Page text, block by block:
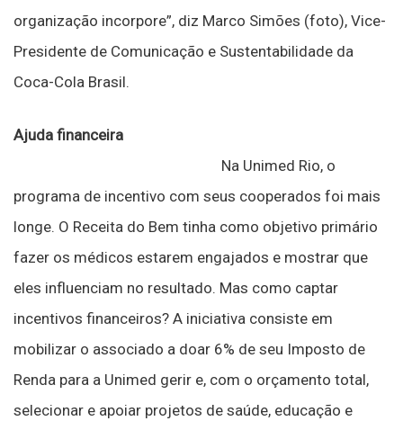
organização incorpore”, diz Marco Simões (foto), Vice-
Presidente de Comunicação e Sustentabilidade da
Coca-Cola Brasil.
Ajuda financeira
Na Unimed Rio, o
programa de incentivo com seus cooperados foi mais
longe. O Receita do Bem tinha como objetivo primário
fazer os médicos estarem engajados e mostrar que
eles influenciam no resultado. Mas como captar
incentivos financeiros? A iniciativa consiste em
mobilizar o associado a doar 6% de seu Imposto de
Renda para a Unimed gerir e, com o orçamento total,
selecionar e apoiar projetos de saúde, educação e